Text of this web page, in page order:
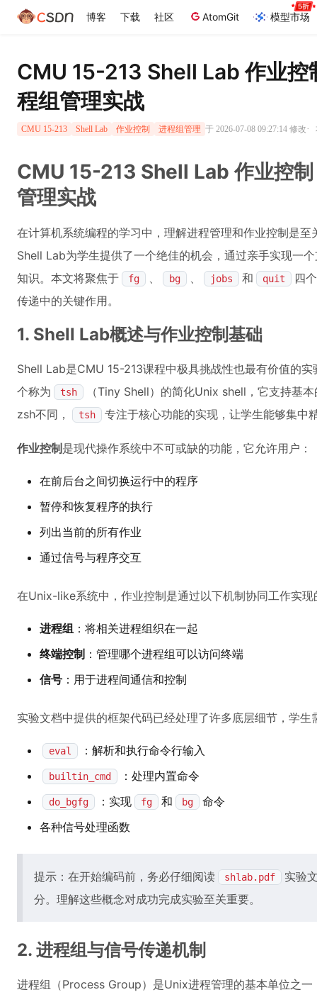
博客 下载 社区 AtomGit 模型市场
CMU 15-213 Shell Lab 作业控
程组管理实战
CMU 15-213 Shell Lab 作业控制 进程组管理 于 2026-07-08 09:27:14 修改·
CMU 15-213 Shell Lab 作业控
管理实战
在计算机系统编程的学习中，理解进程管理和作业控制是
Shell Lab为学生提供了一个绝佳的机会，通过亲手实现一
知识。本文将聚焦于
fg 、 bg 、 jobs 和 quit
四
传递中的关键作用。
1. Shell Lab概述与作业控制基础
Shell Lab是CMU 15-213课程中极具挑战性也最有价值的
个称为
tsh
（Tiny Shell）的简化Unix shell，它支持基
zsh不同，
tsh 专注于核心功能的实现，让学生能够集中
作业控制 是现代操作系统中不可或缺的功能，它允许用户：
在前后台之间切换运行中的程序
暂停和恢复程序的执行
列出当前的所有作业
通过信号与程序交互
在Unix-like系统中，作业控制是通过以下机制协同工作实现
进程组 ：将相关进程组织在一起
终端控制 ：管理哪个进程组可以访问终端
信号 ：用于进程间通信和控制
实验文档中提供的框架代码已经处理了许多底层细节，学
eval ：解析和执行命令行输入
builtin_cmd ：处理内置命令
do_bgfg ：实现 fg 和 bg
命令
各种信号处理函数
提示：在开始编码前，务必仔细阅读 shlab.pdf
实验
分。理解这些概念对成功完成实验至关重要。
2. 进程组与信号传递机制
进程组（Process Group）是Unix进程管理的基本单位之